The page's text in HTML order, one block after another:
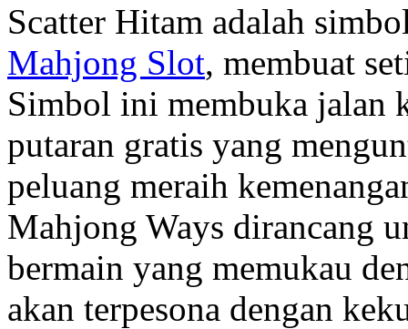
Scatter Hitam adalah
Mahjong Slot, membuat
Simbol ini membuka jalan
putaran gratis yang
peluang meraih
Mahjong Ways dirancang
bermain yang memukau
akan terpesona dengan